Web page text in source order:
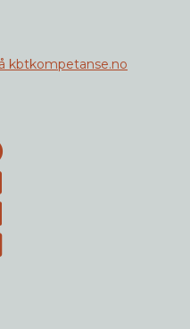
kbtkompetanse.no
side